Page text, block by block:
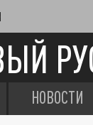
НОВОСТИ